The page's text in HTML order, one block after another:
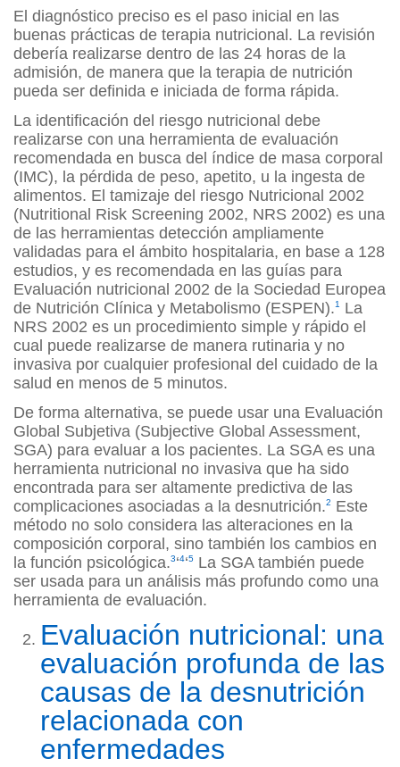
El diagnóstico preciso es el paso inicial en las
buenas prácticas de terapia nutricional. La revisión
debería realizarse dentro de las 24 horas de la
admisión, de manera que la terapia de nutrición
pueda ser definida e iniciada de forma rápida.
La identificación del riesgo nutricional debe
realizarse con una herramienta de evaluación
recomendada en busca del índice de masa corporal
(IMC), la pérdida de peso, apetito, u la ingesta de
alimentos. El tamizaje del riesgo Nutricional 2002
(Nutritional Risk Screening 2002, NRS 2002) es una
de las herramientas detección ampliamente
validadas para el ámbito hospitalaria, en base a 128
estudios, y es recomendada en las guías para
Evaluación nutricional 2002 de la Sociedad Europea
de Nutrición Clínica y Metabolismo (ESPEN).1
La
NRS 2002 es un procedimiento simple y rápido el
cual puede realizarse de manera rutinaria y no
invasiva por cualquier profesional del cuidado de la
salud en menos de 5 minutos.
De forma alternativa, se puede usar una Evaluación
Global Subjetiva (Subjective Global Assessment,
SGA) para evaluar a los pacientes. La SGA es una
herramienta nutricional no invasiva que ha sido
encontrada para ser altamente predictiva de las
complicaciones asociadas a la desnutrición.2
Este
método no solo considera las alteraciones en la
composición corporal, sino también los cambios en
la función psicológica.3‘4‘5 La SGA también puede
ser usada para un análisis más profundo como una
herramienta de evaluación.
Evaluación nutricional: una
evaluación profunda de las
causas de la desnutrición
relacionada con
enfermedades